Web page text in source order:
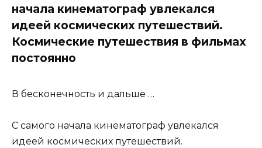
начала кинематограф увлекался
идеей космических путешествий.
Космические путешествия в фильмах
постоянно
В бесконечность и дальше …
С самого начала кинематограф увлекался
идеей космических путешествий.